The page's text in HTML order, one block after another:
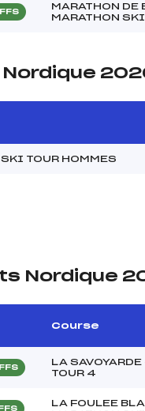
MARATHON DE
MARATHON
TOUR HOMMES
Nordique
Course
LA
TOUR 4
LA FOULEE